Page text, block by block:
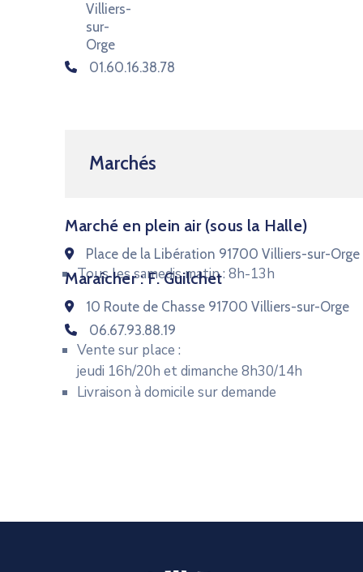
Villiers-
sur-
Orge
01.60.16.38.78
Marchés
Marché en plein air (sous la Halle)
Place de la Libération 91700 Villiers-sur-Orge
Tous les samedis matin : 8h-13h
Maraîcher : F. Guilchet
10 Route de Chasse 91700 Villiers-sur-Orge
06.67.93.88.19
Vente sur place :
jeudi 16h/20h et dimanche 8h30/14h
Livraison à domicile sur demande